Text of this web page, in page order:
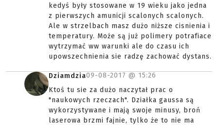
kedyś były stosowane w 19 wieku jako jedna
z pierwszych amunicji scalonych scalonych.
Ale w strzelbach masz dużo niższe cisnienia i
temperatury. Może są już polimery potrafiace
wytrzymać ww warunki ale do czasu ich
upowszechnienia sie radzę zachować dystans.
Dziamdzia09-08-2017 @ 15:26
Ktoś tu sie za dużo naczytał prac o
"naukowych rzeczach". Działka gaussa są
wykorzystywane i mają swoje minusy, broń
laserowa brzmi fajnie, tylko że to nie ma